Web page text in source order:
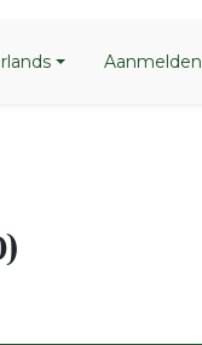
Aanmelden